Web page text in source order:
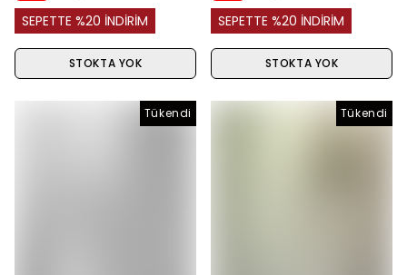
SEPETTE %20 İNDİRİM
STOKTA YOK
SEPETTE %20 İNDİRİM
STOKTA YOK
Tükendi Tükendi
Tükendi